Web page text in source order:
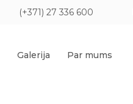
(+371) 27 336 600
Galerija Par mums